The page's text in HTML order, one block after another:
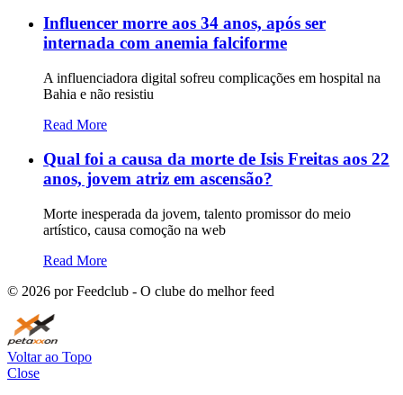
Influencer morre aos 34 anos, após ser
internada com anemia falciforme
A influenciadora digital sofreu complicações em hospital na
Bahia e não resistiu
Read More
Qual foi a causa da morte de Isis Freitas aos 22
anos, jovem atriz em ascensão?
Morte inesperada da jovem, talento promissor do meio
artístico, causa comoção na web
Read More
© 2026 por Feedclub - O clube do melhor feed
Voltar ao Topo
Close